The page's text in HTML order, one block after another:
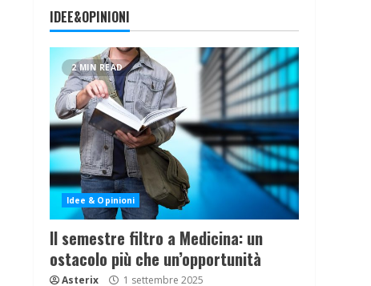
IDEE&OPINIONI
2 MIN READ
Idee & Opinioni
Il semestre filtro a Medicina: un
ostacolo più che un’opportunità
Asterix 1 settembre 2025